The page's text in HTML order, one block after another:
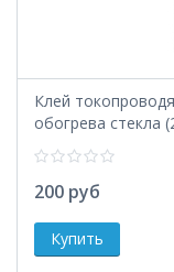
Клей
обогрева стекла
200 руб